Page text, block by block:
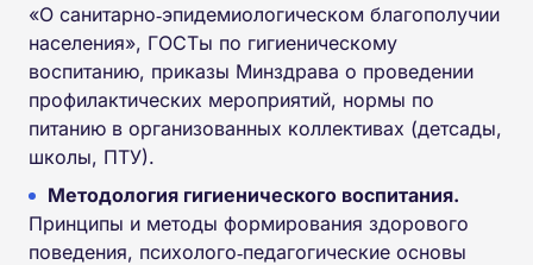
«О санитарно‑эпидемиологическом благополучии
населения», ГОСТы по гигиеническому
воспитанию, приказы Минздрава о проведении
профилактических мероприятий, нормы по
питанию в организованных коллективах (детсады,
школы, ПТУ).
Методология гигиенического воспитания.
Принципы и методы формирования здорового
поведения, психолого‑педагогические основы